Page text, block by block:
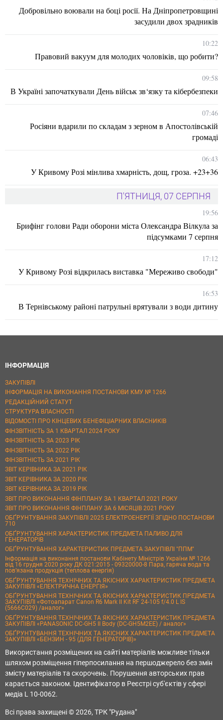
Добровільно воювали на боці росії. На Дніпропетровщині
засудили двох зрадників
10:22
Правовий вакуум для молодих чоловіків, що робити?
09:58
В Україні започаткували День військ зв‘язку та кібербезпеки
07:46
Росіяни вдарили по складам з зерном в Апостолівській
громаді
06:43
У Кривому Розі мінлива хмарність, дощ, гроза. +23+36
П'ЯТНИЦЯ, 07 СЕРПНЯ
19:56
Брифінг голови Ради оборони міста Олександра Вілкула за
підсумками 7 серпня
17:12
У Кривому Розі відкрилась виставка "Мереживо свободи"
16:53
В Тернівському районі патрульні врятували з води дитину
ІНФОРМАЦІЯ
ЗАКУПІВЛІ
ІНФОРМАЦІЯ НА ВИКОНАННЯ ПОСТАНОВИ КМУ № 1266
РЕДАКЦІЙНИЙ СТАТУТ
СТРУКТУРА ВЛАСНОСТІ
ВІДОМОСТІ ПРО КІНЦЕВИХ БЕНЕФІЦІАРНИХ ВЛАСНИКІВ
ФІНЗВІТНІСТЬ ЗА 1 КВАРТАЛ 2024 РОКУ
ФІНЗВІТНІСТЬ ЗА 2023 РІК
ФІНЗВІТНІСТЬ ЗА 2022 РІК
ФІНЗВІТНІСТЬ ЗА 2021 РІК
ЗВІТ КЕРІВНИКА ЗА 2021 РІК
ЗВІТ КЕРІВНИКА ЗА 2020 РІК
ЗВІТ КЕРІВНИКА ЗА 2019 РІК
ЗВІТ ПРО ВИКОНАННЯ ФІНПЛАНУ ЗА 1 КВАРТАЛ 2021 РОКУ
ЗВІТ ПРО ВИКОНАННЯ ФІНПЛАНУ ЗА 6 МІСЯЦІВ 2021 РОКУ
ОБҐРУНТУВАННЯ ЗАКУПІВЛІ 2025 ЕЛЕКТРОЕНЕРГІЇ ЗГІДНО ПОСТАНОВИ
710
ОБҐРУНТУВАННЯ ХАРАКТЕРИСТИК ПРЕДМЕТА ПАЛИВО ДЛЯ
ГЕНЕРАТОРІВ
ОБҐРУНТУВАННЯ ХАРАКТЕРИСТИК ПРЕДМЕТА ЗАКУПІВЛІ "ППМ"
Інформація на виконання постанови Кабінету Міністрів України № 1266
від 16 грудня 2020 року ДК 021:2015 - 09320000-8 Пара, гаряча вода та
пов’язана продукція (теплова енергія)
ОБҐРУНТУВАННЯ ТЕХНІЧНИХ ТА ЯКІСНИХ ХАРАКТЕРИСТИК ПРЕДМЕТА
ЗАКУПІВЛІ «ЕЛЕКТРИЧНА ЕНЕРГІЯ»
ОБҐРУНТУВАННЯ ТЕХНІЧНИХ ТА ЯКІСНИХ ХАРАКТЕРИСТИК ПРЕДМЕТА
ЗАКУПІВЛІ «Фотоапарат Canon R6 Mark II Kit RF 24-105 f/4.0 L IS
(5666C029) /аналог»
ОБҐРУНТУВАННЯ ТЕХНІЧНИХ ТА ЯКІСНИХ ХАРАКТЕРИСТИК ПРЕДМЕТА
ЗАКУПІВЛІ «PANASONIC DC-GH5 II Body (DC-GH5M2EE) / аналог»
ОБҐРУНТУВАННЯ ТЕХНІЧНИХ ТА ЯКІСНИХ ХАРАКТЕРИСТИК ПРЕДМЕТА
ЗАКУПІВЛІ «БЕНЗИН - 95 (ДЛЯ ГЕНЕРАТОРІВ)»
Використання розміщених на сайті матеріалів можливе тільки
шляхом розміщення гіперпосилання на першоджерело без змін
змісту матеріалів та скорочень. Порушення авторських прав
карається законом. Ідентифікатор в Реєстрі суб'єктів у сфері
медіа L 10-0062.
Всі права захищені © 2026, ТРК "Рудана"